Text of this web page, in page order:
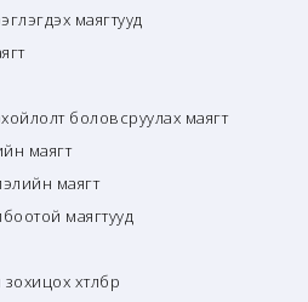
маягтууд
боловсруулах маягт
маягт
маягт
маягтууд
хөтөлбөр